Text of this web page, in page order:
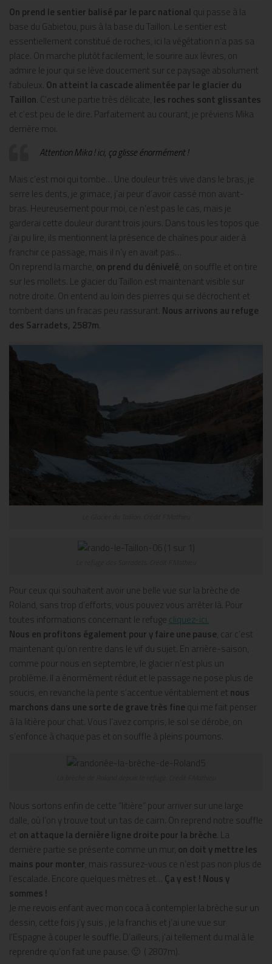
On prend le sentier balisé par le parc national qui passe à la
base du Gabietou, puis à la base du Taillon. Le sentier est
essentiellement constitué de roches, ici la végétation n’a pas sa
place. On marche plutôt facilement, le sourire aux lèvres, on
admire le jour qui se lève doucement sur ce paysage absolument
fabuleux. On atteint la cascade alimentée par le glacier du
Taillon. C’est une partie très délicate, les roches sont glissantes
et c’est peu de le dire. Parfaitement au courant, je préviens Mika
derrière moi.
Attention Mika ! ici, ça glisse énormément !
Mais c’est moi qui tombe… Une douleur très vive dans le bras, je
serre les dents, je grimace, j’ai peur d’avoir cassé mon avant-
bras. Heureusement pour moi, ce n’est pas le cas, mais je
garderai cette douleur durant trois jours. Dans tous les topos que
j’ai pu lire, ils mentionnent la présence de chaînes pour aider à
franchir ce passage, mais il n’y en avait pas…
On reprend la marche, on prend du dénivelé, on souffle et on tire
sur les mollets. Le glacier du Taillon est maintenant visible sur
notre droite. On entend au loin des pierres qui se décrochent et
tombent dans un fracas peu rassurant. Nous arrivons au refuge
des Sarradets, 2587m.
Pour ceux qui souhaitent avoir une belle vue sur la brèche de
Roland, sans trop d’efforts, vous pouvez vous arrêter là. Pour
toutes informations concernant le refuge cliquez-ici.
Nous en profitons également pour y faire une pause, car c’est
maintenant qu’on rentre dans le vif du sujet. En arrière-saison,
comme pour nous en septembre, le glacier n’est plus un
problème. Il a énormément réduit et le passage ne pose plus de
soucis, en revanche la pente s’accentue véritablement et nous
marchons dans une sorte de grave très fine qui me fait penser
à la litière pour chat. Vous l’avez compris, le sol se dérobe, on
s’enfonce à chaque pas et on souffle à pleins poumons.
Nous sortons enfin de cette “litière” pour arriver sur une large
dalle, où l’on y trouve tout un tas de cairn. On reprend notre souffle
et on attaque la dernière ligne droite pour la brèche. La
dernière partie se présente comme un mur, on doit y mettre les
mains pour monter, mais rassurez-vous ce n’est pas non plus de
l’escalade. Encore quelques mètres et… Ça y est ! Nous y
sommes !
Je me revois enfant avec mon coca à contempler la brèche sur un
dessin, cette fois j’y suis , je la franchis et j’ai une vue sur
l’Espagne à couper le souffle. D’ailleurs, j’ai tellement du mal à le
reprendre qu’on fait une pause. 🙂 ( 2807m).